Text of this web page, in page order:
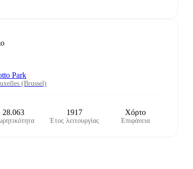
Park
(Brussel)
28.063 1917
Έτος λειτουργίας
Χόρτο
Επιφάνεια